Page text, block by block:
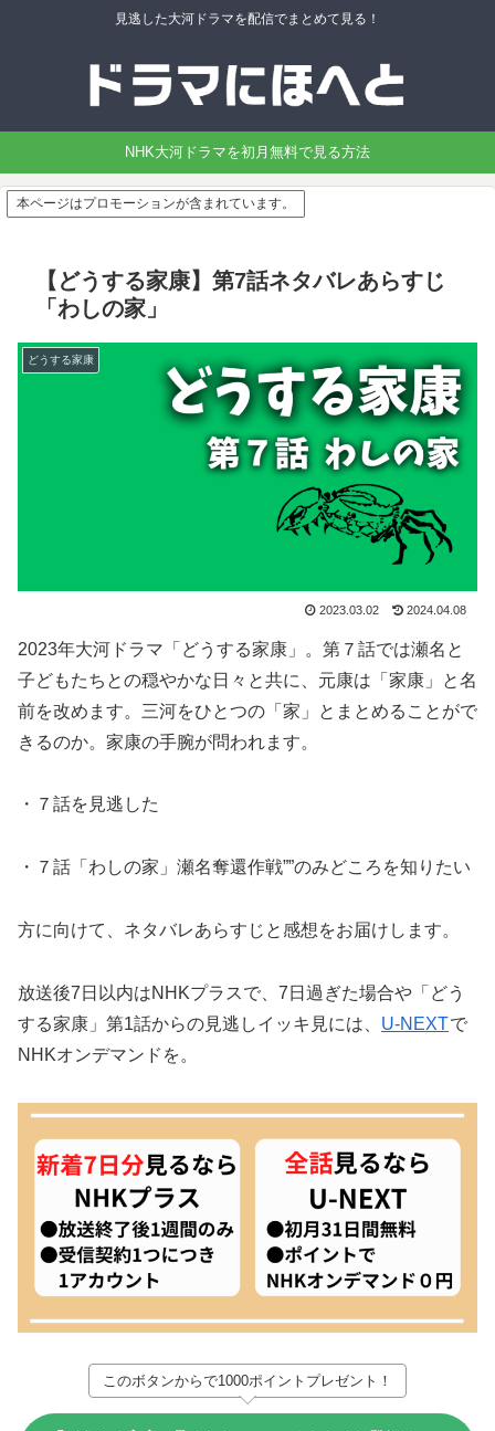
見逃した大河ドラマを配信でまとめて見る！
NHK大河ドラマを初月無料で見る方法
本ページはプロモーションが含まれています。
【どうする家康】第7話ネタバレあらすじ
「わしの家」
どうする家康
2023.03.02 2024.04.08
2023年大河ドラマ「どうする家康」。第７話では瀬名と
子どもたちとの穏やかな日々と共に、元康は「家康」と名
前を改めます。三河をひとつの「家」とまとめることがで
きるのか。家康の手腕が問われます。
・７話を見逃した
・７話「わしの家」瀬名奪還作戦””のみどころを知りたい
方に向けて、ネタバレあらすじと感想をお届けします。
放送後7日以内はNHKプラスで、7日過ぎた場合や「どう
する家康」第1話からの見逃しイッキ見には、 U-NEXTで
NHKオンデマンドを。
このボタンからで1000ポイントプレゼント！